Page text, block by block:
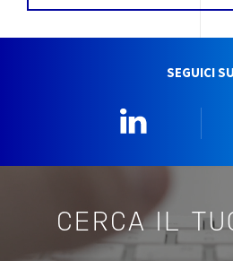
SEGUICI SU
CERCA IL